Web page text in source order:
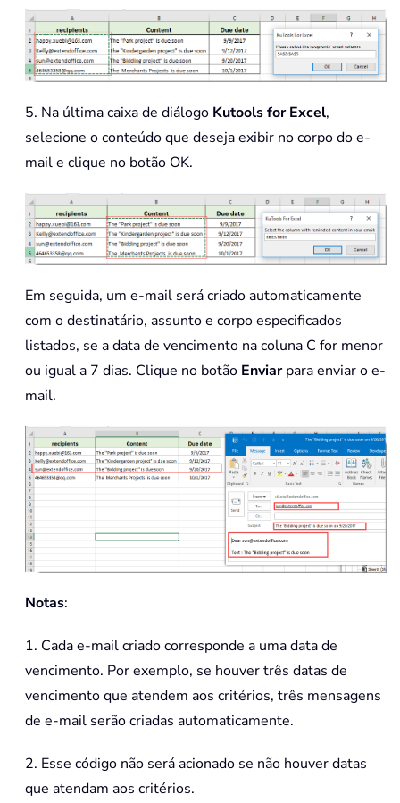
.To = xRgSendVal
HTMLBody = xMailBody
.Display
'.Send
End
With
Set xMailItem
Nothing
End
If
Next
Set xOutApp = Nothing
End Sub
5. Na última caixa de diálogo Kutools for Excel,
selecione o conteúdo que deseja exibir no corpo do e-
mail e clique no botão OK.
Em seguida, um e-mail será criado automaticamente
com o destinatário, assunto e corpo especificados
listados, se a data de vencimento na coluna C for menor
ou igual a 7 dias. Clique no botão Enviarpara enviar o e-
mail.
Notas:
1. Cada e-mail criado corresponde a uma data de
vencimento. Por exemplo, se houver três datas de
vencimento que atendem aos critérios, três mensagens
de e-mail serão criadas automaticamente.
2. Esse código não será acionado se não houver datas
que atendam aos critérios.